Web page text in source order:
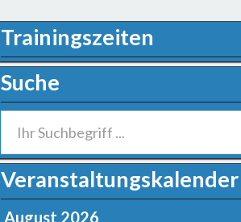
Trainingszeiten
Suche
Veranstaltungskalender
August 2026